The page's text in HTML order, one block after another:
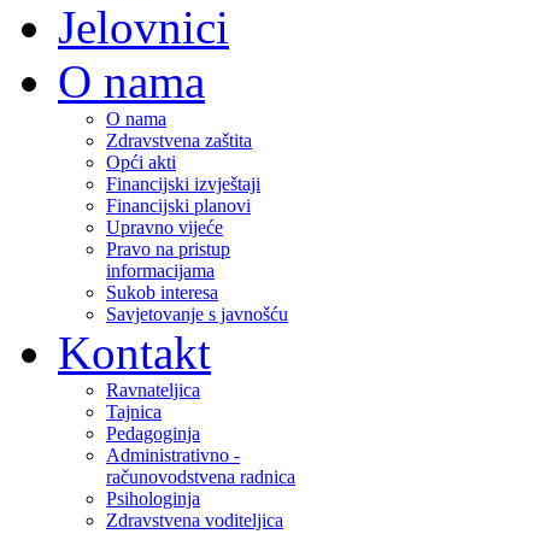
Jelovnici
O nama
O nama
Zdravstvena zaštita
Opći akti
Financijski izvještaji
Financijski planovi
Upravno vijeće
Pravo na pristup
informacijama
Sukob interesa
Savjetovanje s javnošću
Kontakt
Ravnateljica
Tajnica
Pedagoginja
Administrativno -
računovodstvena radnica
Psihologinja
Zdravstvena voditeljica